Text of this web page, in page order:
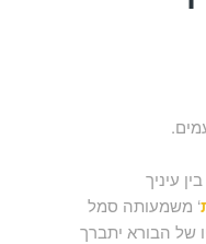
‘ משמעותה סמל
של הבורא יתברך